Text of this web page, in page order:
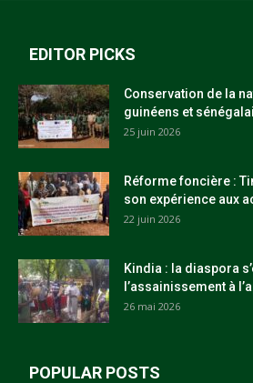
EDITOR PICKS
Conservation de la
guinéens et
25 juin 2026
Réforme foncière :
son expérience aux
22 juin 2026
Kindia : la diaspora
l’assainissement à
26 mai 2026
POPULAR POSTS